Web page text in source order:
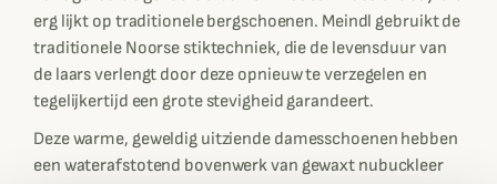
erg lijkt op traditionele bergschoenen. Meindl gebruikt de
traditionele Noorse stiktechniek, die de levensduur van
de laars verlengt door deze opnieuw te verzegelen en
tegelijkertijd een grote stevigheid garandeert.
Deze warme, geweldig uitziende damesschoenen hebben
een waterafstotend bovenwerk van gewaxt nubuckleer